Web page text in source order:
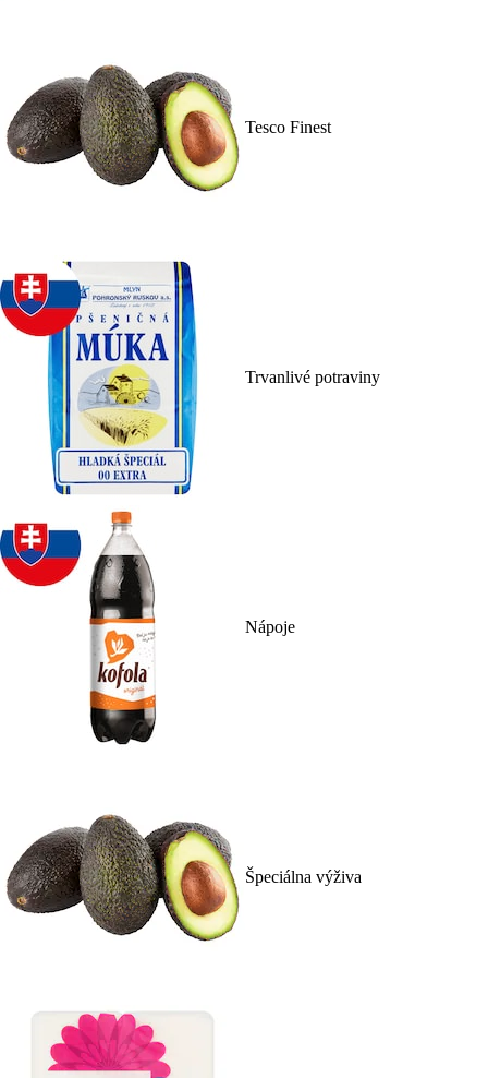
Tesco Finest
Trvanlivé potraviny
Nápoje
Špeciálna výživa